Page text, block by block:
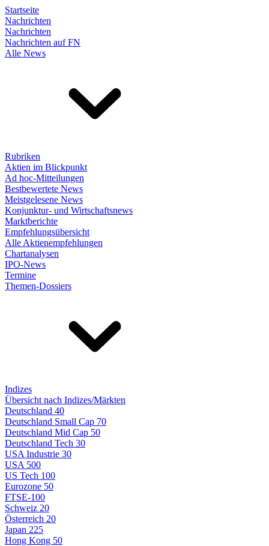
Startseite
Nachrichten
Nachrichten
Nachrichten auf FN
Alle News
Rubriken
Aktien im Blickpunkt
Ad hoc-Mitteilungen
Bestbewertete News
Meistgelesene News
Konjunktur- und Wirtschaftsnews
Marktberichte
Empfehlungsübersicht
Alle Aktienempfehlungen
Chartanalysen
IPO-News
Termine
Themen-Dossiers
Indizes
Übersicht nach Indizes/Märkten
Deutschland 40
Deutschland Small Cap 70
Deutschland Mid Cap 50
Deutschland Tech 30
USA Industrie 30
USA 500
US Tech 100
Eurozone 50
FTSE-100
Schweiz 20
Österreich 20
Japan 225
Hong Kong 50